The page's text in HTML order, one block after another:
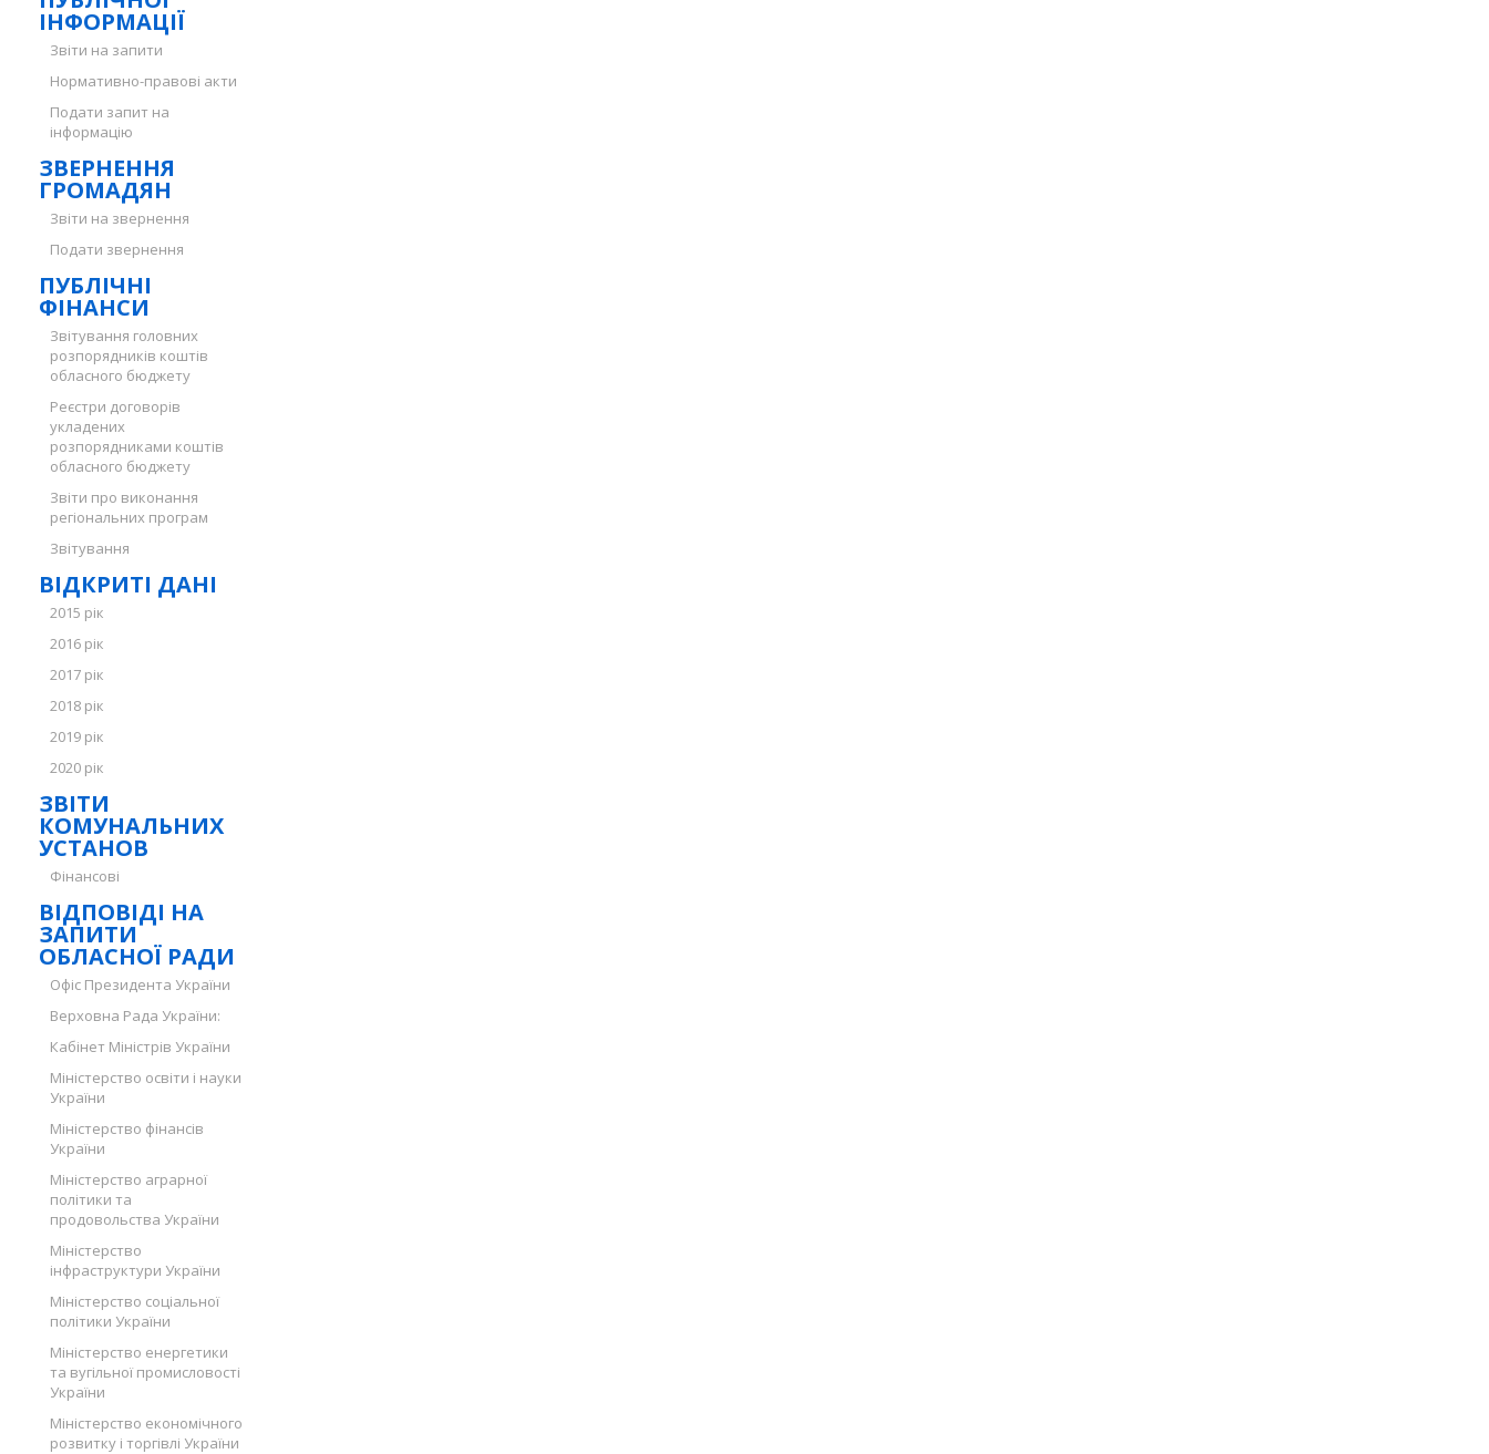
ІНФОРМАЦІЇ
Звіти на запити
Нормативно-правові акти
Подати запит на
інформацію
ЗВЕРНЕННЯ
ГРОМАДЯН
Звіти на звернення
Подати звернення
ПУБЛІЧНІ
ФІНАНСИ
Звітування головних
розпорядників коштів
обласного бюджету
Реєстри договорів
укладених
розпорядниками коштів
обласного бюджету
Звіти про виконання
регіональних програм
Звітування
ВІДКРИТІ ДАНІ
2015 рік
2016 рік
2017 рік
2018 рік
2019 рік
2020 рік
ЗВІТИ
КОМУНАЛЬНИХ
УСТАНОВ
Фінансові
ВІДПОВІДІ НА
ЗАПИТИ
ОБЛАСНОЇ РАДИ
Офіс Президента України
Верховна Рада України:
Кабінет Міністрів України
Міністерство освіти і науки
України
Міністерство фінансів
України
Міністерство аграрної
політики та
продовольства України
Міністерство
інфраструктури України
Міністерство соціальної
політики України
Міністерство енергетики
та вугільної промисловості
України
Міністерство економічного
розвитку і торгівлі України